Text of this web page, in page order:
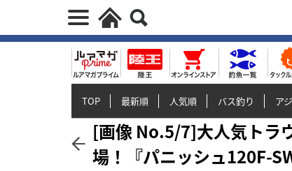
TOP 最新順 人気順 バス釣り ア
[画像 No.5/7]大人気トラ
場！『パニッシュ120F-